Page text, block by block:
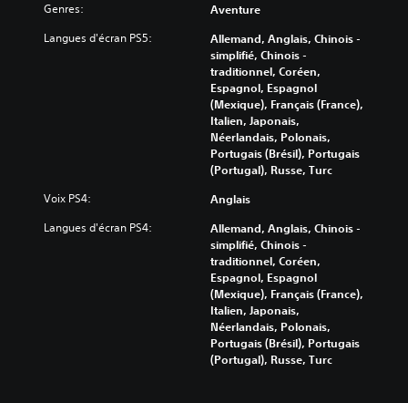
Genres: Aventure
Langues d'écran PS5:
Allemand, Anglais, Chinois -
simplifié, Chinois -
traditionnel, Coréen,
Espagnol, Espagnol
(Mexique), Français (France),
Italien, Japonais,
Néerlandais, Polonais,
Portugais (Brésil), Portugais
(Portugal), Russe, Turc
Voix PS4: Anglais
Langues d'écran PS4:
Allemand, Anglais, Chinois -
simplifié, Chinois -
traditionnel, Coréen,
Espagnol, Espagnol
(Mexique), Français (France),
Italien, Japonais,
Néerlandais, Polonais,
Portugais (Brésil), Portugais
(Portugal), Russe, Turc